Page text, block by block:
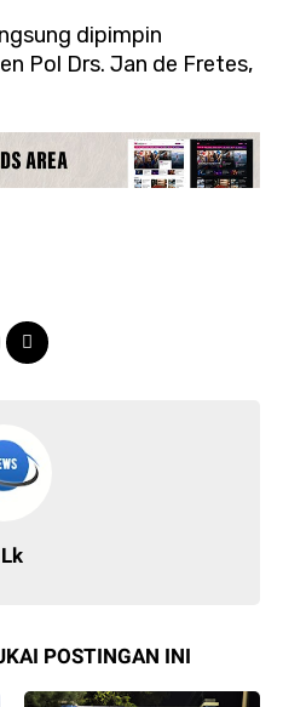
dipimpin
Pol Drs. Jan de Fretes,
Lk
POSTINGAN INI